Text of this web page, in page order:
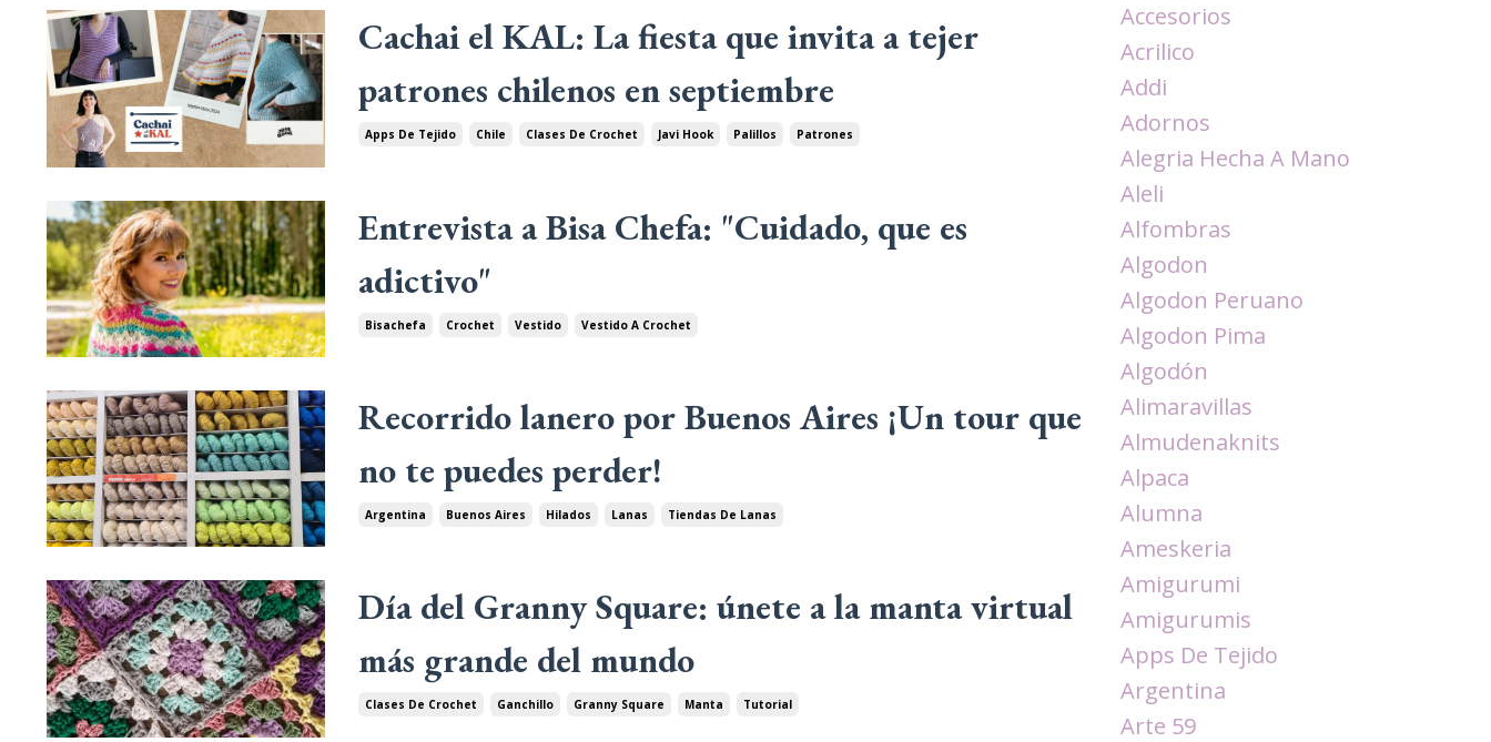
Cachai el KAL: La fiesta que invita a tejer
patrones chilenos en septiembre
Apps De Tejido Chile Clases De Crochet Javi Hook Palillos Patrones
Entrevista a Bisa Chefa: "Cuidado, que es
adictivo"
Bisachefa Crochet Vestido Vestido A Crochet
Recorrido lanero por Buenos Aires ¡Un tour que
no te puedes perder!
Argentina Buenos Aires Hilados Lanas Tiendas De Lanas
Día del Granny Square: únete a la manta virtual
más grande del mundo
Clases De Crochet Ganchillo Granny Square Manta Tutorial
Accesorios
Acrilico
Addi
Adornos
Alegria Hecha A Mano
Aleli
Alfombras
Algodon
Algodon Peruano
Algodon Pima
Algodón
Alimaravillas
Almudenaknits
Alpaca
Alumna
Ameskeria
Amigurumi
Amigurumis
Apps De Tejido
Argentina
Arte 59